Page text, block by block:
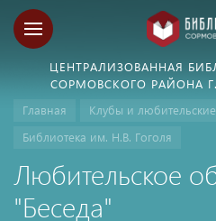
ЦЕНТРАЛИЗОВАННАЯ
СОРМОВСКОГО РАЙОНА
Главная
Клубы и
Библиотека им. Н.В. Гоголя
Любительское
"Беседа"